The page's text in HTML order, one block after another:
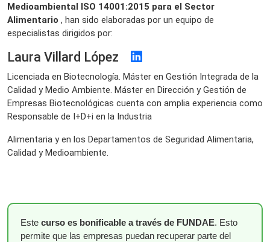
Medioambiental ISO 14001:2015 para el Sector
Alimentario , han sido elaboradas por un equipo de
especialistas dirigidos por:
Laura Villard López
Licenciada en Biotecnología. Máster en Gestión Integrada de la
Calidad y Medio Ambiente. Máster en Dirección y Gestión de
Empresas Biotecnológicas cuenta con amplia experiencia como
Responsable de I+D+i en la Industria
Alimentaria y en los Departamentos de Seguridad Alimentaria,
Calidad y Medioambiente.
Este curso es bonificable a través de FUNDAE. Esto
permite que las empresas puedan recuperar parte del